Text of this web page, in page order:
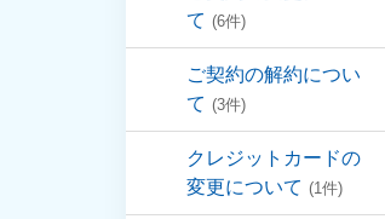
て (6件)
ご契約の解約につい
て (3件)
クレジットカードの
変更について (1件)